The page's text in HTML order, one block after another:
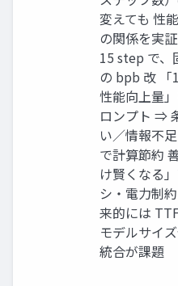
変えても 性
の関係を実
15 step で、
の bpb 改 「
性能向上量
ロンプト ⇒
い／情報不
で計算節約
け賢くなる
シ・電力制
来的には
モデルサイ
統合が課題